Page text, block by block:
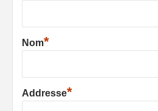
Nom*
Addresse*